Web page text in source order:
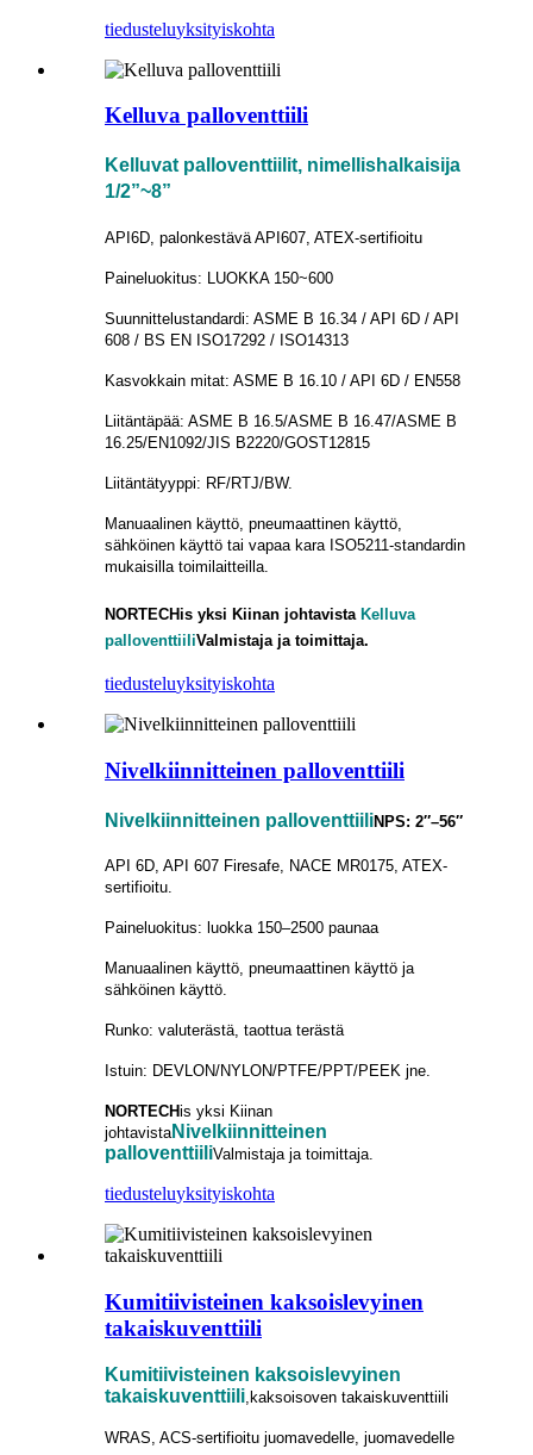
tiedusteluyksityiskohta
Kelluva palloventtiili
Kelluvat palloventtiilit, nimellishalkaisija
1/2”~8”
API6D, palonkestävä API607, ATEX-sertifioitu
Paineluokitus: LUOKKA 150~600
Suunnittelustandardi: ASME B 16.34 / API 6D / API
608 / BS EN ISO17292 / ISO14313
Kasvokkain mitat: ASME B 16.10 / API 6D / EN558
Liitäntäpää: ASME B 16.5/ASME B 16.47/ASME B
16.25/EN1092/JIS B2220/GOST12815
Liitäntätyyppi: RF/RTJ/BW.
Manuaalinen käyttö, pneumaattinen käyttö,
sähköinen käyttö tai vapaa kara ISO5211-standardin
mukaisilla toimilaitteilla.
NORTECHis yksi Kiinan johtavista Kelluva
palloventtiiliValmistaja ja toimittaja.
tiedusteluyksityiskohta
Nivelkiinnitteinen palloventtiili
Nivelkiinnitteinen palloventtiiliNPS: 2″–56″
API 6D, API 607 ​​Firesafe, NACE MR0175, ATEX-
sertifioitu.
Paineluokitus: luokka 150–2500 paunaa
Manuaalinen käyttö, pneumaattinen käyttö ja
sähköinen käyttö.
Runko: valuterästä, taottua terästä
Istuin: DEVLON/NYLON/PTFE/PPT/PEEK jne.
NORTECHis yksi Kiinan
johtavista Nivelkiinnitteinen
palloventtiiliValmistaja ja toimittaja.
tiedusteluyksityiskohta
Kumitiivisteinen kaksoislevyinen
takaiskuventtiili
Kumitiivisteinen kaksoislevyinen
takaiskuventtiili ,kaksoisoven takaiskuventtiili
WRAS, ACS-sertifioitu juomavedelle, juomavedelle